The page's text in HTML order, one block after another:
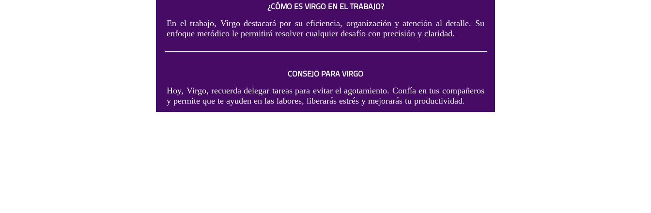
¿CÓMO ES VIRGO EN EL TRABAJO?
En el trabajo, Virgo destacará por su eficiencia, organización y atención al detalle. Su
enfoque metódico le permitirá resolver cualquier desafío con precisión y claridad.
CONSEJO PARA VIRGO
Hoy, Virgo, recuerda delegar tareas para evitar el agotamiento. Confía en tus compañeros
y permite que te ayuden en las labores, liberarás estrés y mejorarás tu productividad.